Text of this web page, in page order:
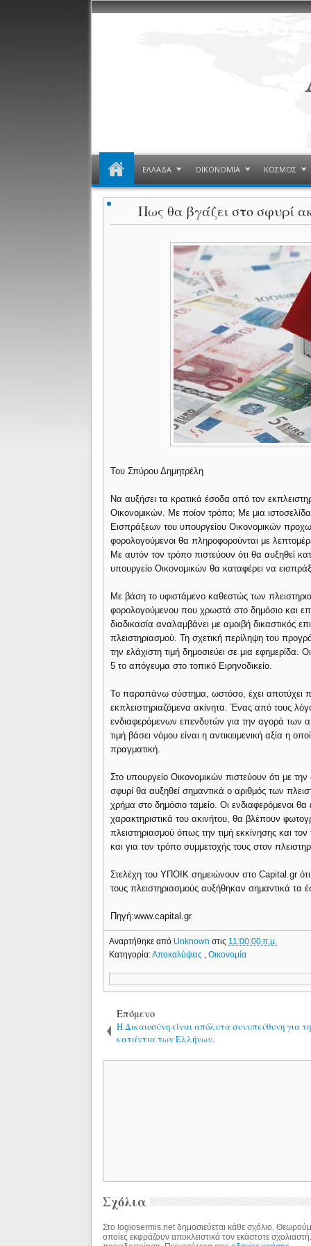
ΕΛΛΑΔΑ ΟΙΚΟΝΟΜΙΑ ΚΟΣΜΟΣ
Πως θα βγάζει στο σφυρί
Του Σπύρου Δημητρέλη
Να αυξήσει τα κρατικά έσοδα από τον
Οικονομικών. Με ποίον τρόπο; Με μια
Εισπράξεων του υπουργείου Οικονομικών
φορολογούμενοι θα πληροφορούνται με
Με αυτόν τον τρόπο πιστεύουν ότι θα αυξηθεί
υπουργείο Οικονομικών θα καταφέρει να
Με βάση το υφιστάμενο καθεστώς των
φορολογούμενου που χρωστά στο δημόσιο και
διαδικασία αναλαμβάνει με αμοιβή δικαστικός
πλειστηριασμού. Τη σχετική περίληψη του
την ελάχιστη τιμή δημοσιεύει σε μια εφημερίδα.
5 το απόγευμα στο τοπικό Ειρηνοδικείο.
Το παραπάνω σύστημα, ωστόσο, έχει αποτύχει
εκπλειστηριαζόμενα ακίνητα. Ένας από τους
ενδιαφερόμενων επενδυτών για την αγορά των
τιμή βάσει νόμου είναι η αντικειμενική αξία η
πραγματική.
Στο υπουργείο Οικονομικών πιστεύουν ότι με
σφυρί θα αυξηθεί σημαντικά ο αριθμός των
χρήμα στο δημόσιο ταμείο. Οι ενδιαφερόμενοι θα
χαρακτηριστικά του ακινήτου, θα βλέπουν
πλειστηριασμού όπως την τιμή εκκίνησης και
και για τον τρόπο συμμετοχής τους στον
Στελέχη του ΥΠΟΙΚ σημειώνουν στο Capital.gr
τους πλειστηριασμούς αυξήθηκαν σημαντικά τα
Πηγή:www.capital.gr
Αναρτήθηκε από Unknownστις 11:00:00 π.μ.
Κατηγορία:Αποκαλύψεις ,Οικονομία
Επόμενο
Η Δικαιοσύνη είναι απόλυτα συνυπεύθυνη για
κατάντια των Ελλήνων.
Σχόλια
Στο logiosermis.net δημοσιεύεται κάθε σχόλιο.
οποίες εκφράζουν αποκλειστικά τον εκάστοτε